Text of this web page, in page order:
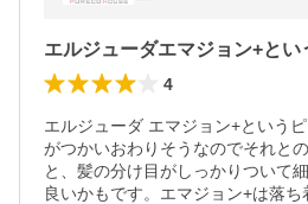
4
エルジューダ エマジョン+という
がつかいおわりそうなのでそれと
と、髪の分け目がしっかりついて
良いかもです。エマジョン+は落